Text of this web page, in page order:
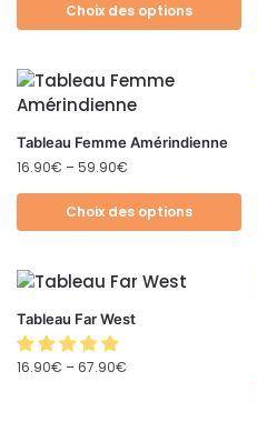
Choix des options
Tableau Femme Amérindienne
16.90€ –59.90€
Choix des options
Tableau Far West
16.90€ –67.90€